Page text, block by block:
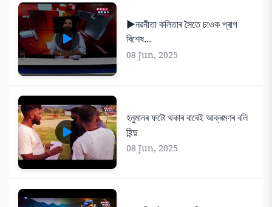
▶️নৱনীতা কলিতাৰ সৈতে চাওক প্ৰাগ
বিশেষ...
08 Jun, 2025
হনুমানৰ ফটো থকাৰ বাবেই আক্ৰমণৰ বলি
হিন্দু
08 Jun, 2025